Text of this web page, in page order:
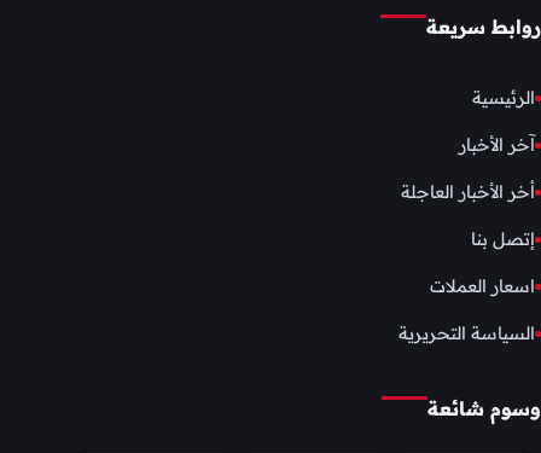
روابط سريعة
الرئيسية
آخر الأخبار
أخر الأخبار العاجلة
إتصل بنا
اسعار العملات
السياسة التحريرية
وسوم شائعة